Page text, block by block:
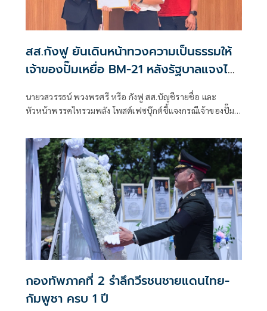
สส.กังฟู ยันเดินหน้าทวงความเป็นธรรมให้
เจ้าของปั๊มเหยื่อ BM-21 หลังรัฐบาลแจงไม่
เข้าหลักเกณฑ์เยียวยา
นายวสวรรธน์ พวงพรศรี หรือ กังฟู สส.บัญชีรายชื่อ และ
หัวหน้าพรรคไทรวมพลัง โพสต์เฟซบุ๊กต์ชี้แจงกรณีเจ้าของปั๊ม
เสียหายจากจรวด BM-21 ของกัมพูชา ออกมาร้องเรียนว่ายังไม่
ได้รับเงินเยียวจากภาครัฐ ก่อนที่นางสาวรัชดา ธนาดิเรก โฆษก
ประจำสำนักนายกรัฐมนตรี ยืนยันว่า
กองทัพภาคที่ 2 รำลึกวีรชนชายแดนไทย-
กัมพูชา ครบ 1 ปี